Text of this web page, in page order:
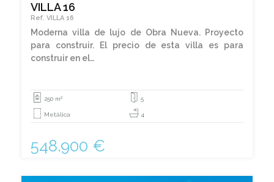
VILLA 16
Ref. VILLA 16
Moderna villa de lujo de Obra Nueva. Proyecto
para construir. El precio de esta villa es para
construir en el…
250 m2
Metálica
5
4
548.900 €